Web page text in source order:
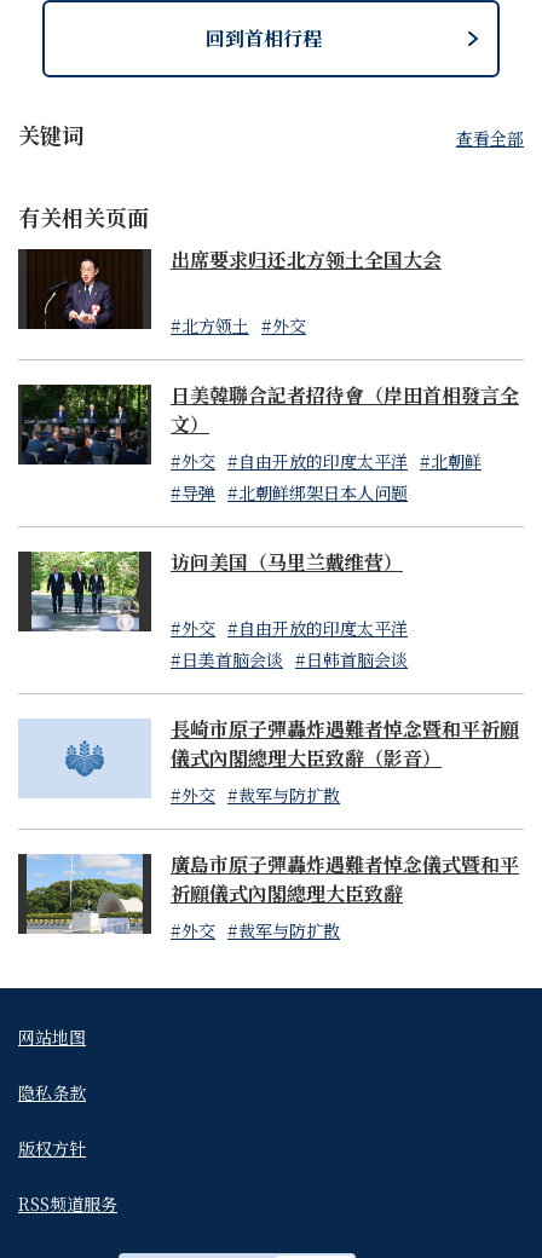
关键词 查看全部
有关相关页面
出席要求归还北方领土全国大会
#北方领土 #外交
日美韓聯合記者招待會（岸田首相發言全
文）
#外交 #自由开放的印度太平洋 #北朝鲜
#导弹 #北朝鲜绑架日本人问题
访问美国（马里兰戴维营）
#外交 #自由开放的印度太平洋
#日美首脑会谈 #日韩首脑会谈
長崎市原子彈轟炸遇難者悼念暨和平祈願
儀式內閣總理大臣致辭（影音）
#外交 #裁军与防扩散
廣島市原子彈轟炸遇難者悼念儀式暨和平
祈願儀式內閣總理大臣致辭
#外交 #裁军与防扩散
回到首相行程
网站地图
隐私条款
版权方针
RSS频道服务